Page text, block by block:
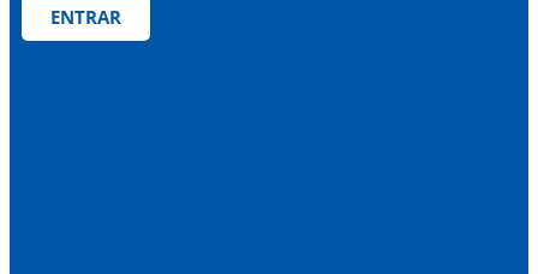
ENTRAR